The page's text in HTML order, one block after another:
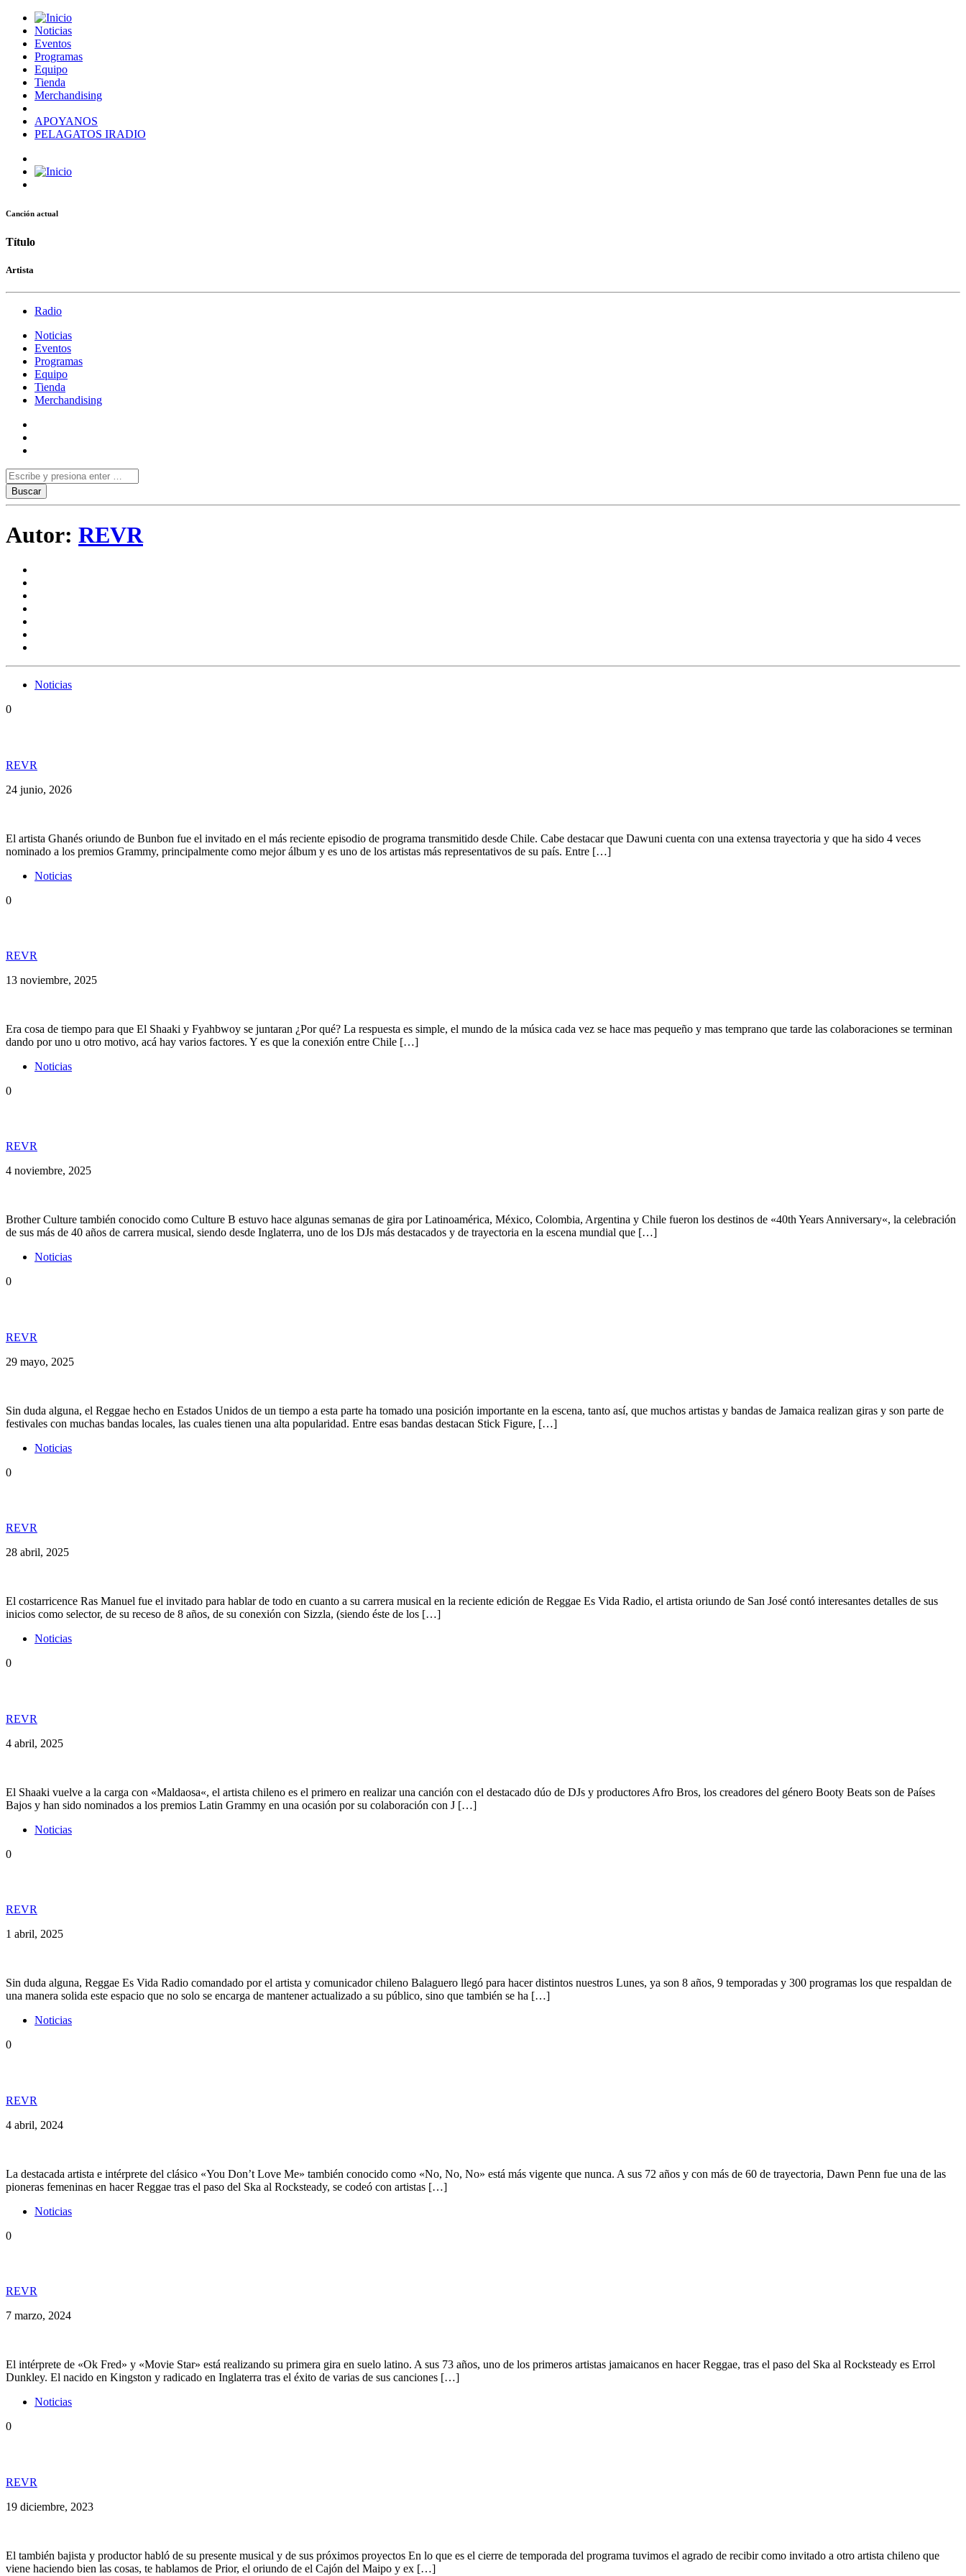
Noticias
Eventos
Programas
Equipo
Tienda
Merchandising
APOYANOS
PELAGATOS IRADIO
Canción actual
Título
Artista
Radio
Noticias
Eventos
Programas
Equipo
Tienda
Merchandising
Autor: REVR
Noticias
0
REVR
24 junio, 2026
El artista Ghanés oriundo de Bunbon fue el invitado en el más reciente episodio de programa transmitido desde Chile. Cabe destacar que Dawuni cuenta con una extensa trayectoria y que ha sido 4 veces
nominado a los premios Grammy, principalmente como mejor álbum y es uno de los artistas más representativos de su país. Entre […]
Noticias
0
REVR
13 noviembre, 2025
Era cosa de tiempo para que El Shaaki y Fyahbwoy se juntaran ¿Por qué? La respuesta es simple, el mundo de la música cada vez se hace mas pequeño y mas temprano que tarde las colaboraciones se terminan
dando por uno u otro motivo, acá hay varios factores. Y es que la conexión entre Chile […]
Noticias
0
REVR
4 noviembre, 2025
Brother Culture también conocido como Culture B estuvo hace algunas semanas de gira por Latinoamérica, México, Colombia, Argentina y Chile fueron los destinos de «40th Years Anniversary«, la celebración
de sus más de 40 años de carrera musical, siendo desde Inglaterra, uno de los DJs más destacados y de trayectoria en la escena mundial que […]
Noticias
0
REVR
29 mayo, 2025
Sin duda alguna, el Reggae hecho en Estados Unidos de un tiempo a esta parte ha tomado una posición importante en la escena, tanto así, que muchos artistas y bandas de Jamaica realizan giras y son parte de
festivales con muchas bandas locales, las cuales tienen una alta popularidad. Entre esas bandas destacan Stick Figure, […]
Noticias
0
REVR
28 abril, 2025
El costarricence Ras Manuel fue el invitado para hablar de todo en cuanto a su carrera musical en la reciente edición de Reggae Es Vida Radio, el artista oriundo de San José contó interesantes detalles de sus
inicios como selector, de su receso de 8 años, de su conexión con Sizzla, (siendo éste de los […]
Noticias
0
REVR
4 abril, 2025
El Shaaki vuelve a la carga con «Maldaosa«, el artista chileno es el primero en realizar una canción con el destacado dúo de DJs y productores Afro Bros, los creadores del género Booty Beats son de Países
Bajos y han sido nominados a los premios Latin Grammy en una ocasión por su colaboración con J […]
Noticias
0
REVR
1 abril, 2025
Sin duda alguna, Reggae Es Vida Radio comandado por el artista y comunicador chileno Balaguero llegó para hacer distintos nuestros Lunes, ya son 8 años, 9 temporadas y 300 programas los que respaldan de
una manera solida este espacio que no solo se encarga de mantener actualizado a su público, sino que también se ha […]
Noticias
0
REVR
4 abril, 2024
La destacada artista e intérprete del clásico «You Don’t Love Me» también conocido como «No, No, No» está más vigente que nunca. A sus 72 años y con más de 60 de trayectoria, Dawn Penn fue una de las
pioneras femeninas en hacer Reggae tras el paso del Ska al Rocksteady, se codeó con artistas […]
Noticias
0
REVR
7 marzo, 2024
El intérprete de «Ok Fred» y «Movie Star» está realizando su primera gira en suelo latino. A sus 73 años, uno de los primeros artistas jamaicanos en hacer Reggae, tras el paso del Ska al Rocksteady es Errol
Dunkley. El nacido en Kingston y radicado en Inglaterra tras el éxito de varias de sus canciones […]
Noticias
0
REVR
19 diciembre, 2023
El también bajista y productor habló de su presente musical y de sus próximos proyectos En lo que es el cierre de temporada del programa tuvimos el agrado de recibir como invitado a otro artista chileno que
viene haciendo bien las cosas, te hablamos de Prior, el oriundo de el Cajón del Maipo y ex […]